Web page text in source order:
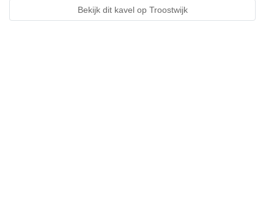
Bekijk dit kavel op Troostwijk